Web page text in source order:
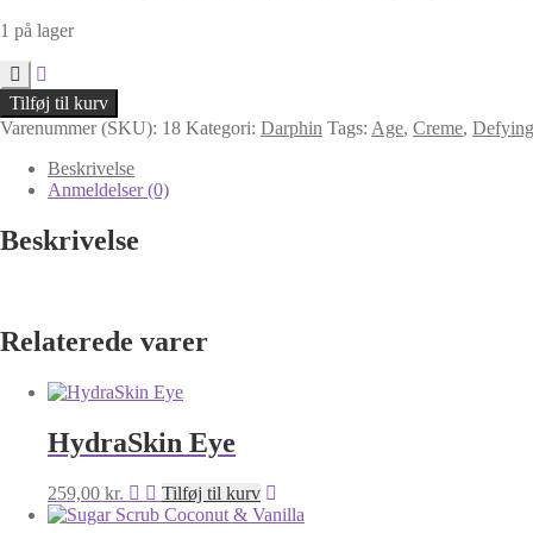
1 på lager
HydraSkin
Light
antal
Tilføj til kurv
Varenummer (SKU): 18 Kategori: Darphin Tags: Age, Creme, Defying
Beskrivelse
Anmeldelser (0)
Beskrivelse
Relaterede varer
HydraSkin Eye
259,00 kr. Tilføj til kurv